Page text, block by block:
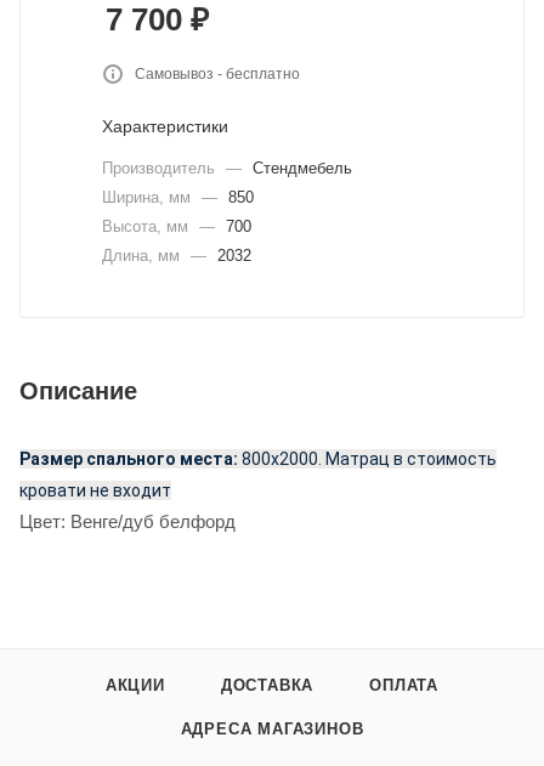
7 700 ₽
Самовывоз - бесплатно
Характеристики
Производитель — Стендмебель
Ширина, мм
— 850
Высота, мм
— 700
Длина, мм
— 2032
Описание
Размер спального места: 800х2000. Матрац в стоимость
кровати не входит
Цвет: Венге/дуб белфорд
АКЦИИ ДОСТАВКА ОПЛАТА
АДРЕСА МАГАЗИНОВ